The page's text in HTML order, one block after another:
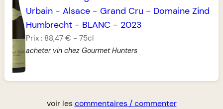
Urbain -Alsace - Grand Cru - Domaine Zind
Humbrecht - BLANC - 2023
Prix : 88,47 € -75cl
acheter vin chez Gourmet Hunters
voir lescommentaires / commenter